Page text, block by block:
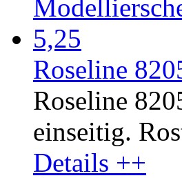
Roseline
Roseline
einseitig.
Details ++